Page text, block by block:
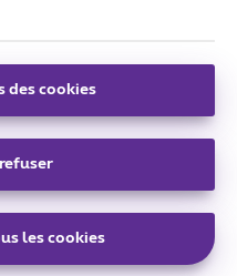
Bruxelles.
des cookies
les cookies